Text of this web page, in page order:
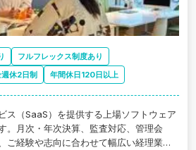
フルフレックス制度あり
休2日制 年間休日120日以上
ス（SaaS）を提供する上場ソフトウェア
。月次・年次決算、監査対応、管理会
ご経験や志向に合わせて幅広い経理業務